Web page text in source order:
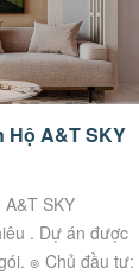
Hộ A&T SKY
SKY
. Dự án được
๏ Chủ đầu tư: